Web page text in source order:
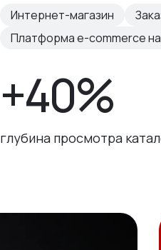
Интернет-магазин
Платформа e-commerce на
+40%
глубина просмотра